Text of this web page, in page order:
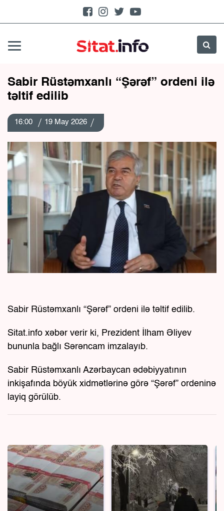
Sabir Rüstəmxanlı “Şərəf” ordeni ilə
təltif edilib
16:00 19 May 2026
Sabir Rüstəmxanlı “Şərəf” ordeni ilə təltif edilib.
Sitat.info xəbər verir ki, Prezident İlham Əliyev
bununla bağlı Sərəncam imzalayıb.
Sabir Rüstəmxanlı Azərbaycan ədəbiyyatının
inkişafında böyük xidmətlərinə görə “Şərəf” ordeninə
layiq görülüb.